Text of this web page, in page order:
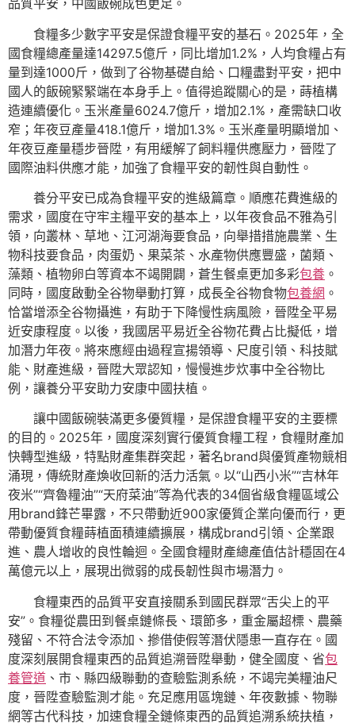
品質平安，中國飯碗成色更足。
食糧多少數字平安是保證食糧平安的基石。2025年，全
國食糧總產量達14297.5億斤，同比增加1.2%，人均食糧占有
量到達1000斤，做到了谷物基礎自給、口糧盡對平安，把中
國人的飯碗緊緊端在本身手上。值得追蹤關心的是，蒔植構
造連續優化。玉米產量6024.7億斤，增加2.1%，產需缺口收
窄；年夜豆產量418.1億斤，增加1.3%。玉米產量明顯增加、
年夜豆產量穩步晉陞，有用緩解了飼料糧供應壓力，晉陞了
國際油料供應才能，加強了食糧平安的韌性與自動性。
養分平安已成為食糧平安的進級篇章。順應花費進級的
需求，國度在守牢主糧平安的基本上，以年夜食品不雅為引
領，向叢林、草地、江河湖海要食品，向舉措措施農業、生
物科技要食品，肉蛋奶、果菜茶、水產物供應豐盛，菌類、
藻類、植物卵白等資本不竭開闢，蒼生餐桌更加多彩包養 。
同時，國度啟動全谷物舉動打算，成長全谷物食物包養網 。
恰當增添全谷物攝進，有助于下降慢性病風險，晉陞全平易
近安康程度。以後，我國居平易近全谷物花費占比擬低，增
加潛力年夜。將來應經由過程宣揚領導、尺度引領、科技賦
能、財產進級，晉陞大眾認知，慢慢進步炊事中全谷物比
例，讓養分平安助力安康中國扶植。
讓中國飯碗裝滿更多優質糧，是保證食糧平安的主要標
的目的。2025年，國度深刻實行優質食糧工程，食糧財產加
快轉型進級，特點財產集群突起，著名brand與優質產物競相
涌現，傳統財產煥收回新的活力活氣。以“山西小米”“吉林年
夜米”“齊魯糧油”“天府菜油”等為代表的34個省級食糧區域公
用brand鋒芒畢露，不只帶動近900家優質企業向優而行，更
帶動優質食糧蒔植面積連續擴展，構成brand引領、企業跟
進、農人增收的良性輪迴。全國食糧財產總產值估計穩固在4
萬億元以上，展現出微弱的成長韌性與市場潛力。
食糧東西的品質平安直接關系到國民群眾“舌尖上的平
安”。食糧從農田到餐桌鏈條長、環節多，重金屬超標、農藥
殘留、不符合法令添加、摻借使假等潛伏隱患一直存在。國
度深刻展開食糧東西的品質追溯晉陞舉動，健全國度、省包
養管道 、市、縣四級聯動的查驗監測系統，不竭完美糧油尺
度，晉陞查驗監測才能。充足應用區塊鏈、年夜數據、物聯
網等古代科技，加速食糧全鏈條東西的品質追溯系統扶植，